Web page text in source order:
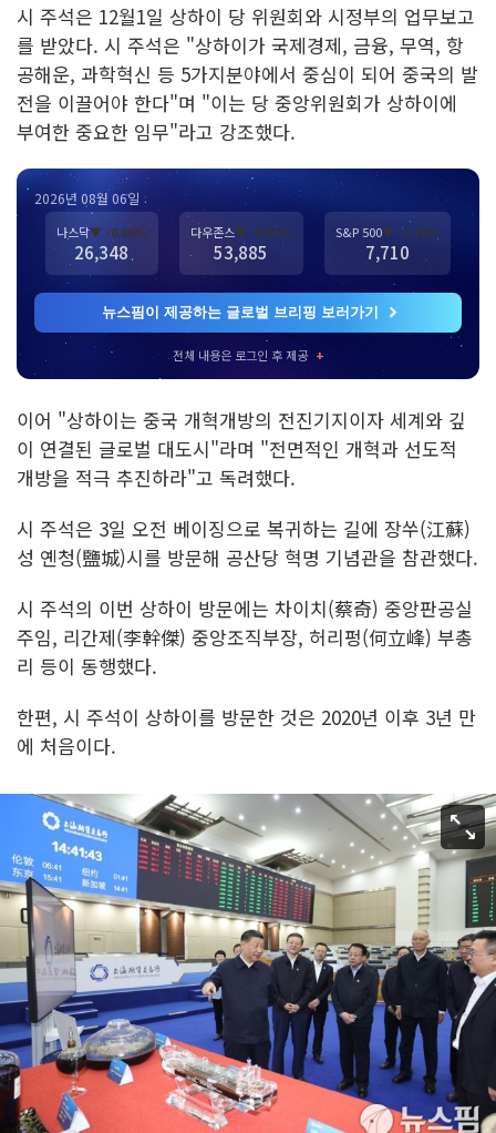
시 주석은 12월1일 상하이 당 위원회와 시정부의 업무보고
를 받았다. 시 주석은 "상하이가 국제경제, 금융, 무역, 항
공해운, 과학혁신 등 5가지분야에서 중심이 되어 중국의 발
전을 이끌어야 한다"며 "이는 당 중앙위원회가 상하이에
부여한 중요한 임무"라고 강조했다.
2026년 08월 06일
나스닥▼ -0.06%
26,348
다우존스▼ -0.86%
53,885
S&P 500▼ -0.18%
7,710
뉴스핌이 제공하는 글로벌 브리핑 보러가기
전체 내용은 로그인 후 제공 +
이어 "상하이는 중국 개혁개방의 전진기지이자 세계와 깊
이 연결된 글로벌 대도시"라며 "전면적인 개혁과 선도적
개방을 적극 추진하라"고 독려했다.
시 주석은 3일 오전 베이징으로 복귀하는 길에 장쑤(江蘇)
성 옌청(鹽城)시를 방문해 공산당 혁명 기념관을 참관했다.
시 주석의 이번 상하이 방문에는 차이치(蔡奇) 중앙판공실
주임, 리간제(李幹傑) 중앙조직부장, 허리펑(何立峰) 부총
리 등이 동행했다.
한편, 시 주석이 상하이를 방문한 것은 2020년 이후 3년 만
에 처음이다.